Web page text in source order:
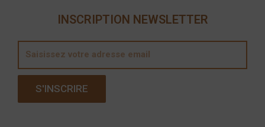
INSCRIPTION NEWSLETTER
a
S'INSCRIRE